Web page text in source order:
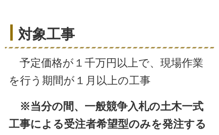
対象工事
予定価格が１千万円以上で、現場作業
を行う期間が１月以上の工事
※当分の間、一般競争入札の土木一式
工事による受注者希望型のみを発注する